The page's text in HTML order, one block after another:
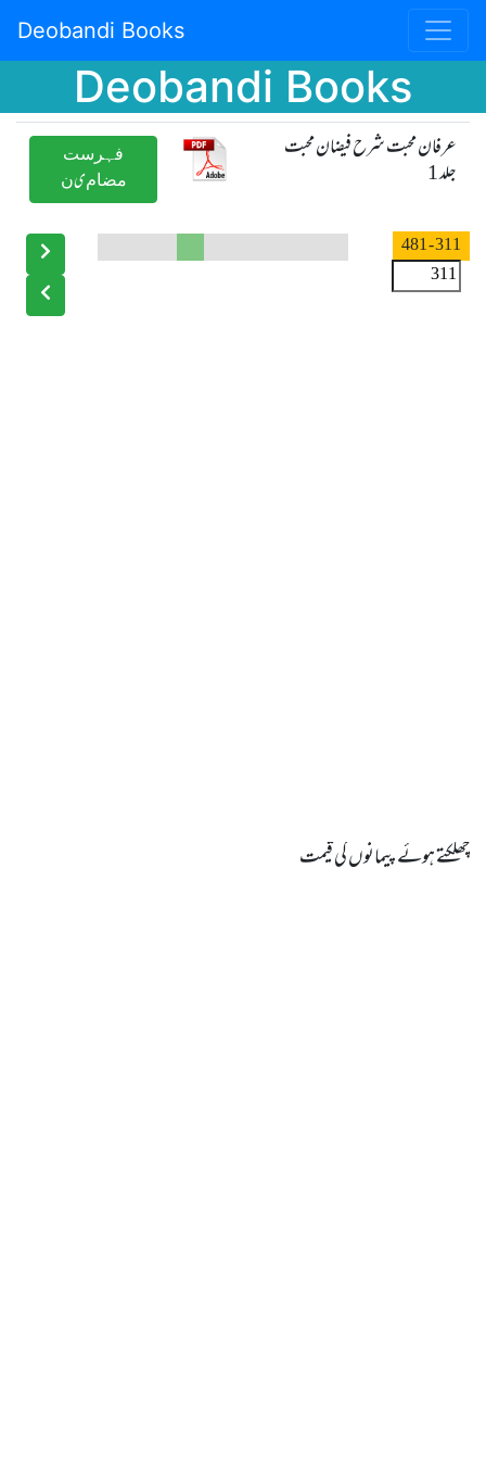
Deobandi Books
Deobandi Books
عرفان محبت شرح فیضان محبت
جلد 1
ﻓﮩﺮﺳﺖ
ﻣﻀﺎﻡیﻥ
311
- 481
چھلکتے ہوئے پیمانوں کی قیمت